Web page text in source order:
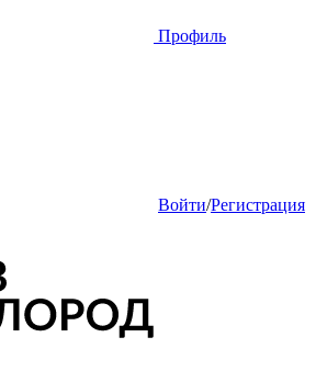
Профиль
Войти/Регистрация